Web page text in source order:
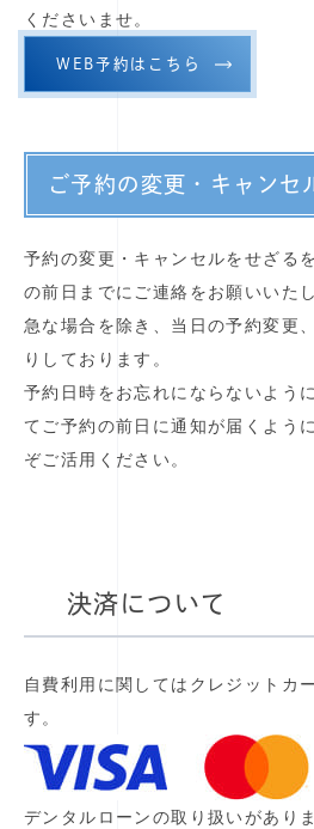
くださいませ。
WEB予約はこちら
ご予約の変更・キャンセ
予約の変更・キャンセルをせざる
の前日までにご連絡をお願いいたし
急な場合を除き、当日の予約変更
りしております。
予約日時をお忘れにならないよう
てご予約の前日に通知が届くよう
ぞご活用ください。
決済について
自費利用に関してはクレジットカ
す。
デンタルローンの取り扱いがあり